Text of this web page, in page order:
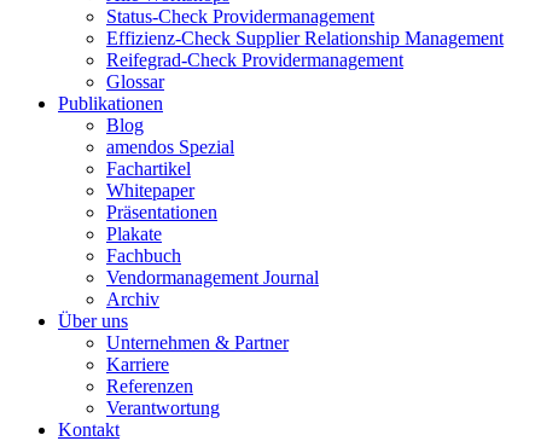
Status-Check Providermanagement
Effizienz-Check Supplier Relationship Management
Reifegrad-Check Providermanagement
Glossar
Publikationen
Blog
amendos Spezial
Fachartikel
Whitepaper
Präsentationen
Plakate
Fachbuch
Vendormanagement Journal
Archiv
Über uns
Unternehmen & Partner
Karriere
Referenzen
Verantwortung
Kontakt